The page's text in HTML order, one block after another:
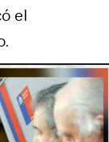
el